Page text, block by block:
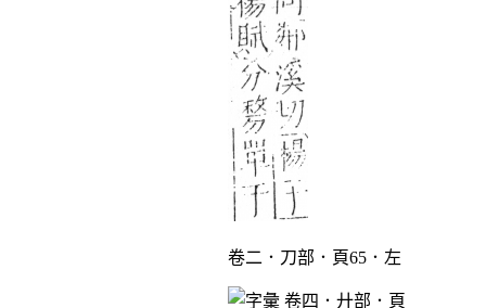
卷二．刀部．頁65．左